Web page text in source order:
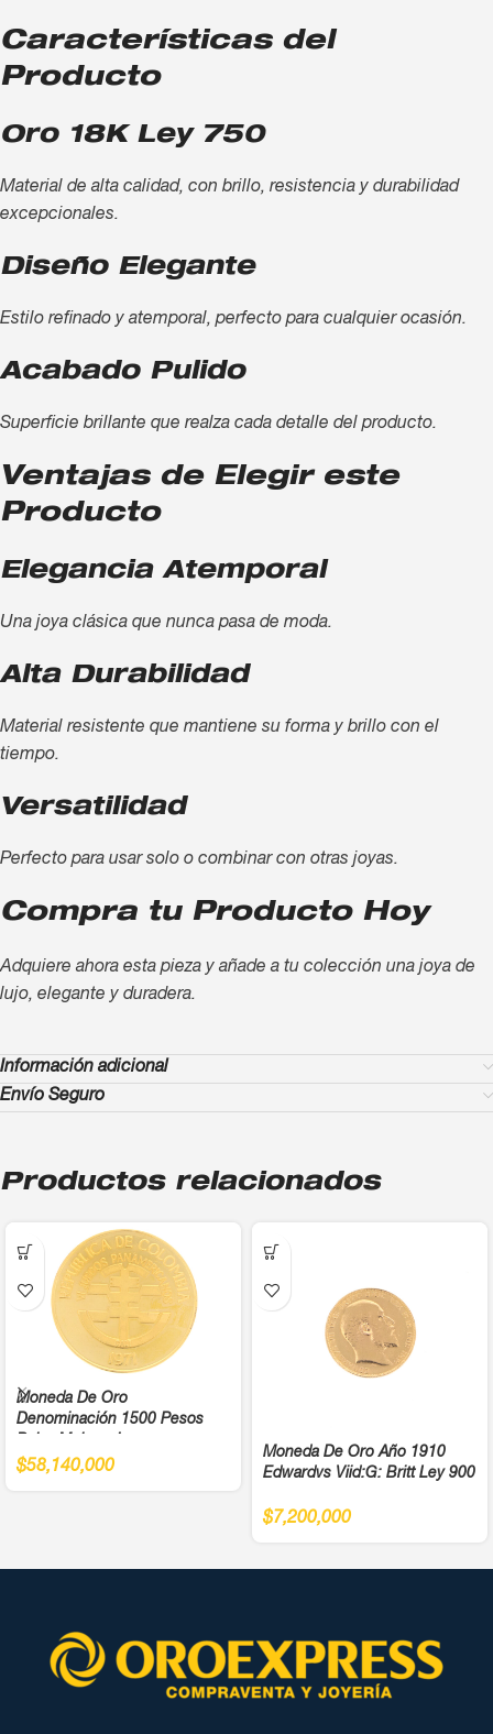
Características del
Producto
Oro 18K Ley 750
Material de alta calidad, con brillo, resistencia y durabilidad
excepcionales.
Diseño Elegante
Estilo refinado y atemporal, perfecto para cualquier ocasión.
Acabado Pulido
Superficie brillante que realza cada detalle del producto.
Ventajas de Elegir este
Producto
Elegancia Atemporal
Una joya clásica que nunca pasa de moda.
Alta Durabilidad
Material resistente que mantiene su forma y brillo con el
tiempo.
Versatilidad
Perfecto para usar solo o combinar con otras joyas.
Compra tu Producto Hoy
Adquiere ahora esta pieza y añade a tu colección una joya de
lujo, elegante y duradera.
Información adicional
Envío Seguro
Productos relacionados
Moneda De Oro
Denominación 1500 Pesos
Panamericanos Año 1971 Cali
$58,140,000
Moneda De Oro Año 1910
Edwardvs Viid:G: Britt Ley 900
$7,200,000